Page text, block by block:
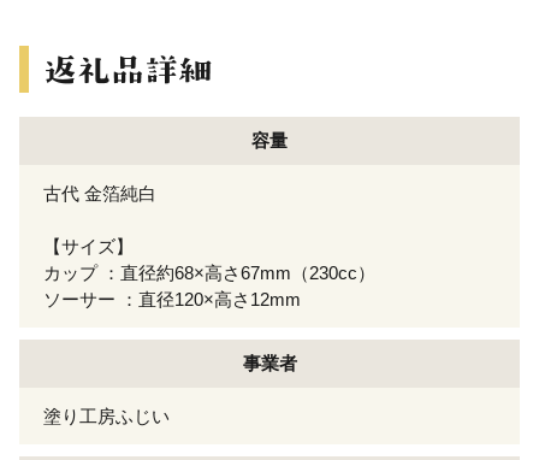
容量
古代 金箔純白
【サイズ】
カップ ：直径約68×高さ67mm（230cc）
ソーサー ：直径120×高さ12mm
事業者
塗り工房ふじい